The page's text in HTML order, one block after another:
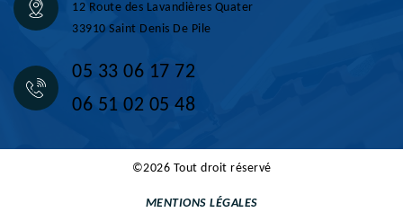
12 Route des Lavandières Quater
33910 Saint Denis De Pile
05 33 06 17 72
06 51 02 05 48
©2026 Tout droit réservé
MENTIONS LÉGALES